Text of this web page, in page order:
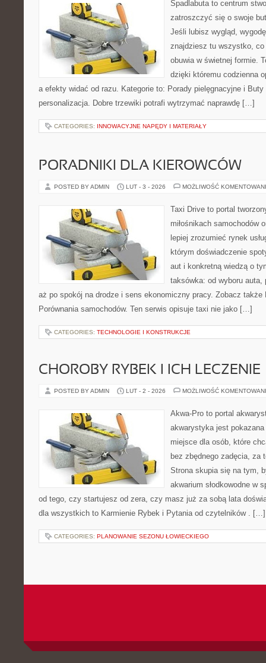
Spadlabuta to centrum
zatroszczyć się o swoje
Jeśli lubisz wygląd,
znajdziesz tu wszystko, co
obuwia w świetnej formie.
dzięki któremu codzienna
a efekty widać od razu. Kategorie to: Porady pielęgnacyjne i
personalizacja. Dobre trzewiki potrafi wytrzymać naprawdę […]
CATEGORIES: INNOWACYJNE NAPĘDY I MATERIAŁY
PORADNIKI DLA KIEROWCÓW
POSTED BY ADMIN LUT - 3 - 2026 MOŻLIWOŚĆ
Taxi Drive to portal
miłośnikach samochodów
lepiej zrozumieć rynek
którym doświadczenie
aut i konkretną wiedzą o
taksówka: od wyboru
aż po spokój na drodze i sens ekonomiczny pracy. Zobacz także
Porównania samochodów. Ten serwis opisuje taxi nie jako […]
CATEGORIES: TECHNOLOGIE I KONSTRUKCJE
CHOROBY RYBEK I ICH LECZENIE
POSTED BY ADMIN LUT - 2 - 2026 MOŻLIWOŚĆ
Akwa-Pro to portal
akwarystyka jest
miejsce dla osób, które
bez zbędnego zadęcia, za
Strona skupia się na tym,
akwarium słodkowodne w
od tego, czy startujesz od zera, czy masz już za sobą lata
dla wszystkich to Karmienie Rybek i Pytania od czytelników . […]
CATEGORIES: PLANOWANIE SEZONU ŁOWIECKIEGO